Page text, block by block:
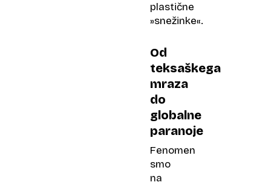
plastične
»snežinke«.
Od
teksaškega
mraza
do
globalne
paranoje
Fenomen
smo
na